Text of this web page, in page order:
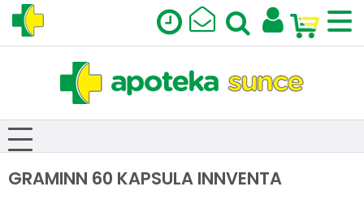
GRAMINN 60 KAPSULA INNVENTA